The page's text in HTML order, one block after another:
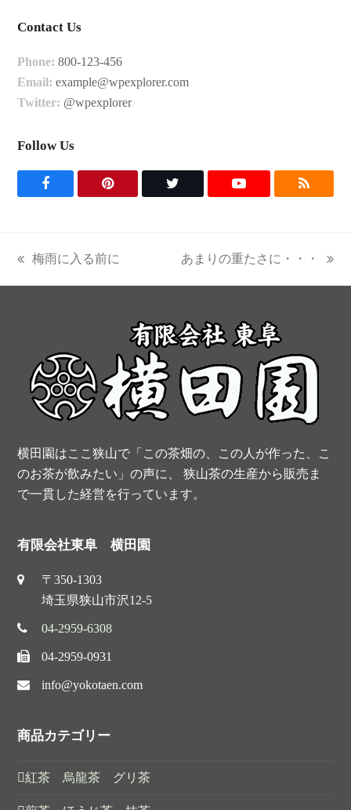
Contact Us
Phone: 800-123-456
Email: example@wpexplorer.com
Twitter: @wpexplorer
Follow Us
F
c
o
k
P
s
t
T
e
Y
u
b
R
previous
post:
梅雨に入る前に
next
post:
あまりの重たさに・・・
横田園はここ狭山で「この茶畑の、この人が作った、こ
のお茶が飲みたい」の声に、 狭山茶の生産から販売ま
で一貫した経営を行っています。
有限会社東阜 横田園
〒350-1303
埼玉県狭山市沢12-5
04-2959-6308
04-2959-0931
info@yokotaen.com
商品カテゴリー
紅茶 烏龍茶 グリ茶